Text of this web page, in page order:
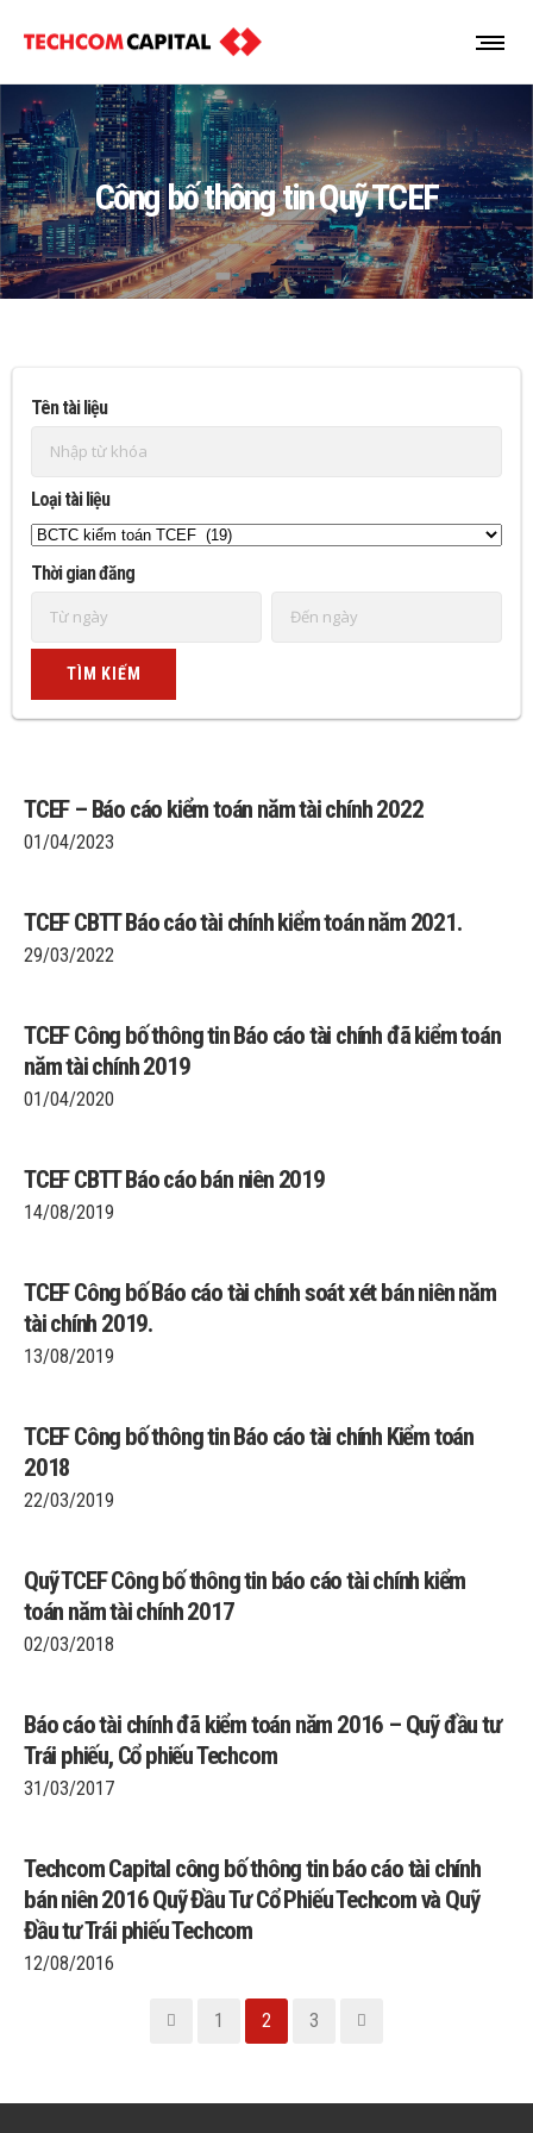
Công bố thông tin Quỹ TCEF
Tên tài liệu
Loại tài liệu
Thời gian đăng
TCEF – Báo cáo kiểm toán năm tài chính 2022
01/04/2023
TCEF CBTT Báo cáo tài chính kiểm toán năm 2021.
29/03/2022
TCEF Công bố thông tin Báo cáo tài chính đã kiểm toán
năm tài chính 2019
01/04/2020
TCEF CBTT Báo cáo bán niên 2019
14/08/2019
TCEF Công bố Báo cáo tài chính soát xét bán niên năm
tài chính 2019.
13/08/2019
TCEF Công bố thông tin Báo cáo tài chính Kiểm toán
2018
22/03/2019
Quỹ TCEF Công bố thông tin báo cáo tài chính kiểm
toán năm tài chính 2017
02/03/2018
Báo cáo tài chính đã kiểm toán năm 2016 – Quỹ đầu tư
Trái phiếu, Cổ phiếu Techcom
31/03/2017
Techcom Capital công bố thông tin báo cáo tài chính
bán niên 2016 Quỹ Đầu Tư Cổ Phiếu Techcom và Quỹ
Đầu tư Trái phiếu Techcom
12/08/2016
1 2 3